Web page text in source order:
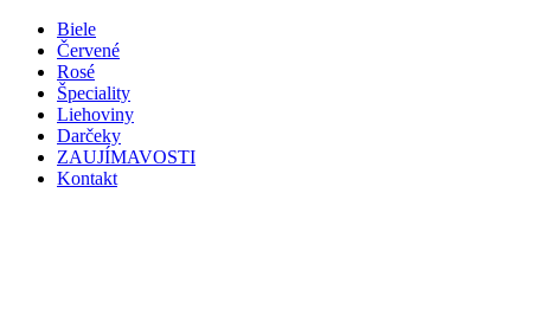
Preskočiť
obsah
Biele
Červené
Rosé
Špeciality
Liehoviny
Darčeky
ZAUJÍMAVOSTI
Kontakt